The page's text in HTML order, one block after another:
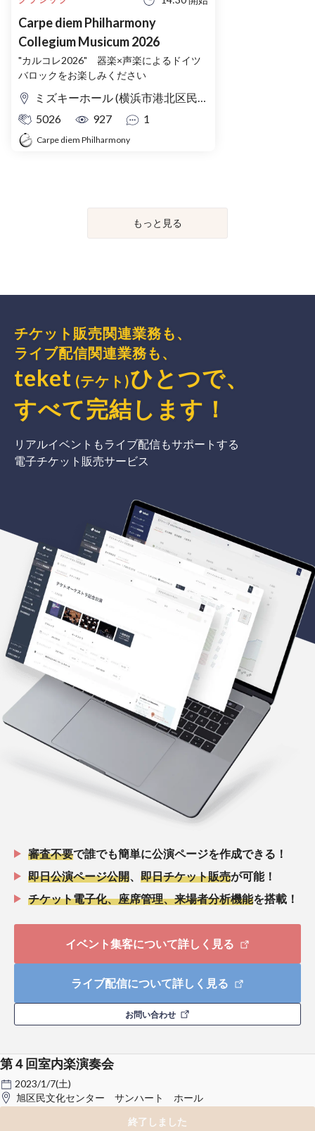
Carpe diem Philharmony
Collegium Musicum 2026
"カルコレ2026" 器楽×声楽によるドイツ
バロックをお楽しみください
ミズキーホール (横浜市港北区民文化センター) ホール
5026
927 1
Carpe diem Philharmony
もっと見る
チケット販売関連業務も、
ライブ配信関連業務も、
teket (テケト)ひとつで、
すべて完結 します ！
リアルイベントもライブ配信もサポートする
電子チケット販売サービス
審査不要で誰でも簡単に公演ページを作成できる！
即日公演ページ公開
即日チケット販売が可能！
チケット電子化、座席管理、来場者分析機能を搭載！
イベント集客について詳しく見る
ライブ配信について詳しく見る
お問い合わせ
第４回室内楽演奏会
2023/1/7(土)
旭区民文化センター サンハート ホール
終了しました